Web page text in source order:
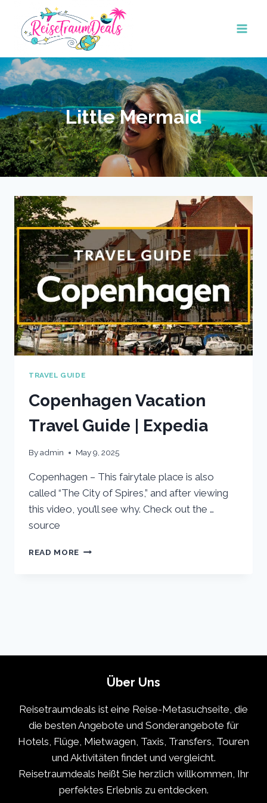
content
Little Mermaid
TRAVEL GUIDE
Copenhagen Vacation
Travel Guide | Expedia
Byadmin May 9, 2025
Copenhagen – This fairytale place is also
called “The City of Spires,” and after viewing
this video, you’ll see why. Check out the …
source
READ MORE COPENHAGEN
Über Uns
Reisetraumdeals ist eine Reise-Metasuchseite, die
die besten Angebote und Sonderangebote für
Hotels, Flüge, Mietwagen, Taxis, Transfers, Touren
und Aktivitäten findet und vergleicht.
Reisetraumdeals heißt Sie herzlich willkommen, Ihr
perfektes Erlebnis zu entdecken.